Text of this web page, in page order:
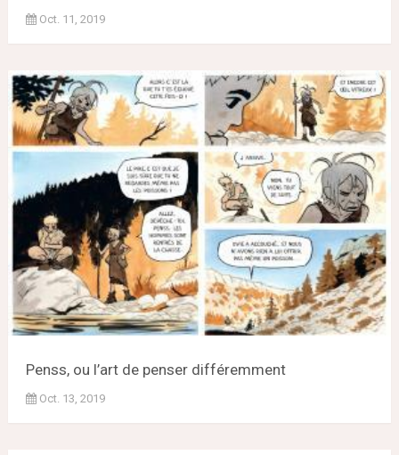
Oct. 11, 2019
Penss, ou l’art de penser différemment
Oct. 13, 2019